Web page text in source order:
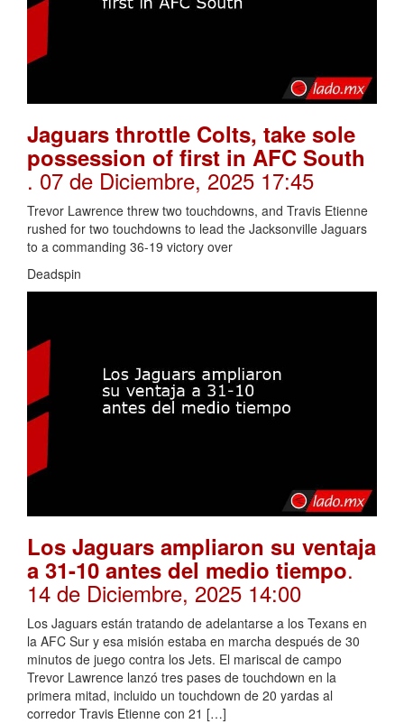
Jaguars throttle Colts, take sole
possession of first in AFC South
. 07 de Diciembre, 2025 17:45
Trevor Lawrence threw two touchdowns, and Travis Etienne
rushed for two touchdowns to lead the Jacksonville Jaguars
to a commanding 36-19 victory over
Deadspin
Los Jaguars ampliaron su ventaja
a 31-10 antes del medio tiempo.
14 de Diciembre, 2025 14:00
Los Jaguars están tratando de adelantarse a los Texans en
la AFC Sur y esa misión estaba en marcha después de 30
minutos de juego contra los Jets. El mariscal de campo
Trevor Lawrence lanzó tres pases de touchdown en la
primera mitad, incluido un touchdown de 20 yardas al
corredor Travis Etienne con 21 […]